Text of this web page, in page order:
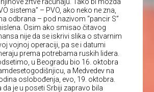
žrtve računaju. Tako bi možda
sistema” – PVO, ako neko ne zna,
odbrana – pod nazivom “pancir S”
Osim ako smisao čitavog
nije da se iskrivi slika o stvarnim
vojnoj operaciji, pa se i datumi
prema potrebama ruskih lidera.
u Beogradu bio 16. oktobra
a Medvedev na
oslobođenja, evo, 19. oktobra.
da je u poseti Srbiji zapravo bila